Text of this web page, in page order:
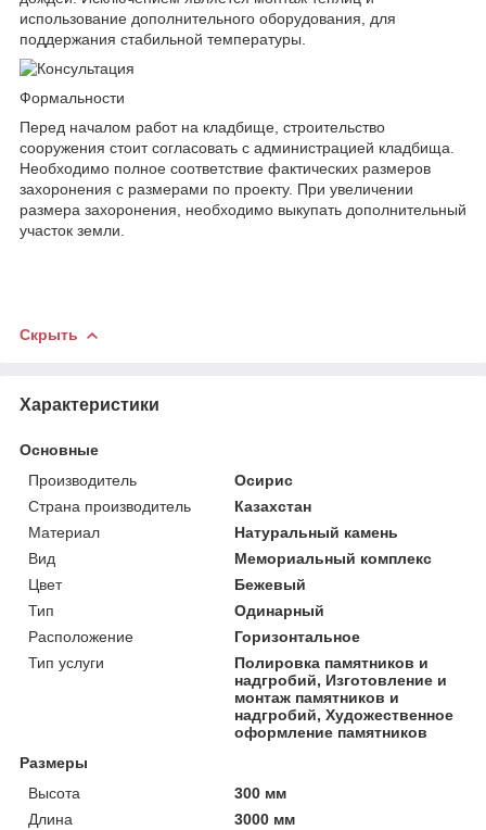
использование дополнительного оборудования, для
поддержания стабильной температуры.
Формальности
Перед началом работ на кладбище, строительство
сооружения стоит согласовать с администрацией кладбища.
Необходимо полное соответствие фактических размеров
захоронения с размерами по проекту. При увеличении
размера захоронения, необходимо выкупать дополнительный
участок земли.
Скрыть
Характеристики
Основные
Производитель
Осирис
Страна производитель
Казахстан
Материал
Натуральный камень
Вид
Мемориальный комплекс
Цвет
Бежевый
Тип
Одинарный
Расположение
Горизонтальное
Тип услуги
Полировка памятников и
надгробий, Изготовление и
монтаж памятников и
надгробий, Художественное
оформление памятников
Размеры
Высота
300 мм
Длина
3000 мм